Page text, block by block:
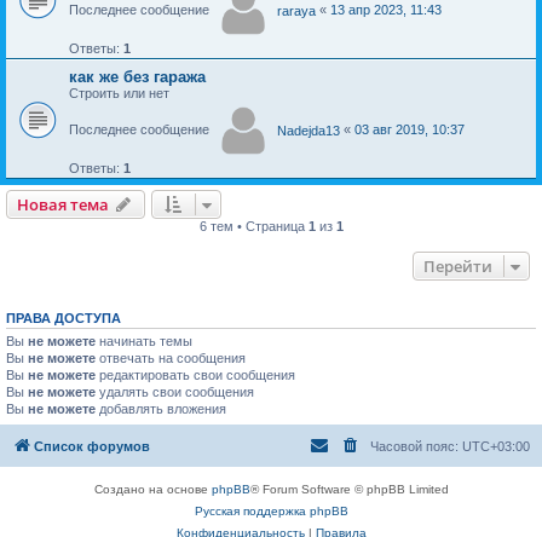
Последнее сообщение raraya « 13 апр 2023, 11:43
Ответы: 1
как же без гаража
Строить или нет
Последнее сообщение Nadejda13 « 03 авг 2019, 10:37
Ответы: 1
Новая тема
Новаятема
6 тем • Страница 1 из 1
Перейти
ПРАВА ДОСТУПА
Вы не можете начинать темы
Вы не можете отвечать на сообщения
Вы не можете редактировать свои сообщения
Вы не можете удалять свои сообщения
Вы не можете добавлять вложения
Список форумов Часовой пояс: UTC+03:00
Создано на основе phpBB® Forum Software © phpBB Limited
Русская поддержка phpBB
Конфиденциальность| Правила